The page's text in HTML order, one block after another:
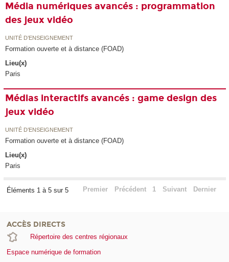
Média numériques avancés : programmation
des jeux vidéo
UNITÉ D’ENSEIGNEMENT
Formation ouverte et à distance (FOAD)
Lieu(x)
Paris
Médias interactifs avancés : game design des
jeux vidéo
UNITÉ D’ENSEIGNEMENT
Formation ouverte et à distance (FOAD)
Lieu(x)
Paris
Éléments 1 à 5 sur 5 Premier Précédent 1 Suivant Dernier
ACCÈS DIRECTS
Répertoire des centres régionaux
Espace numérique de formation